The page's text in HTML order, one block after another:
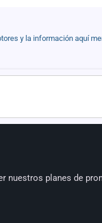
y la información aquí
nuestros planes de